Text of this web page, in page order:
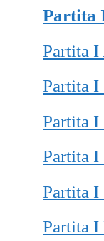
Partita
Partita I
Partita I
Partita I
Partita I
Partita I
Partita I